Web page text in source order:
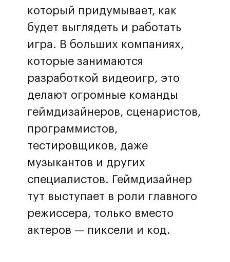
который придумывает, как
будет выглядеть и работать
игра. В больших компаниях,
которые занимаются
разработкой видеоигр, это
делают огромные команды
геймдизайнеров, сценаристов,
программистов,
тестировщиков, даже
музыкантов и других
специалистов. Геймдизайнер
тут выступает в роли главного
режиссера, только вместо
актеров — пиксели и код.